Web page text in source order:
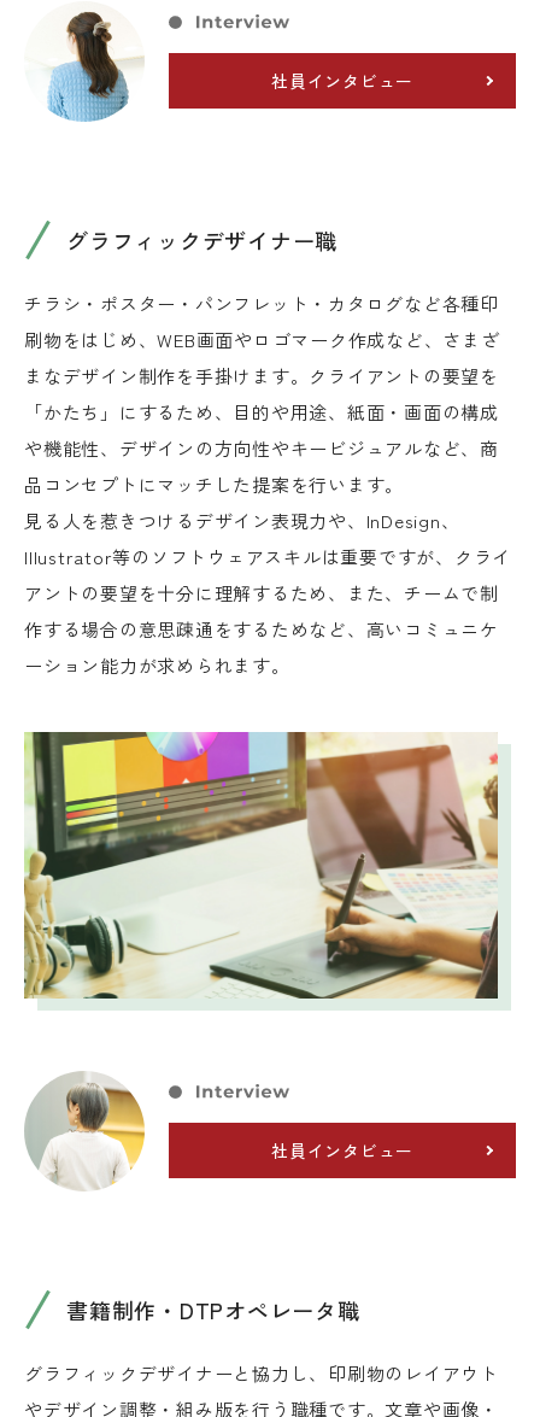
社員インタビュー
グラフィックデザイナー職
チラシ・ポスター・パンフレット・カタログなど各種印
刷物をはじめ、WEB画面やロゴマーク作成など、さまざ
まなデザイン制作を手掛けます。クライアントの要望を
「かたち」にするため、目的や用途、紙面・画面の構成
や機能性、デザインの方向性やキービジュアルなど、商
品コンセプトにマッチした提案を行います。
見る人を惹きつけるデザイン表現力や、InDesign、
Illustrator等のソフトウェアスキルは重要ですが、クライ
アントの要望を十分に理解するため、また、チームで制
作する場合の意思疎通をするためなど、高いコミュニケ
ーション能力が求められます。
社員インタビュー
書籍制作・DTPオペレータ職
グラフィックデザイナーと協力し、印刷物のレイアウト
やデザイン調整・組み版を行う職種です。文章や画像・